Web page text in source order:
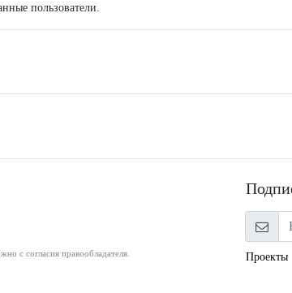
пользователи.
с согласия правообладателя.
Проекты